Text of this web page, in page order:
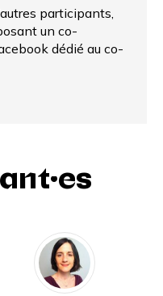
participants,
un co-
dédié au co-